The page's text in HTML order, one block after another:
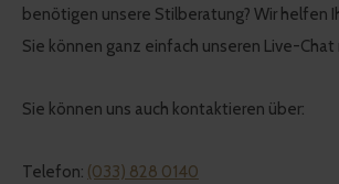
benötigen unsere Stilberatung? Wir helfen
Sie können ganz einfach unseren Live-
Sie können uns auch kontaktieren über:
Telefon: (033) 828 0140